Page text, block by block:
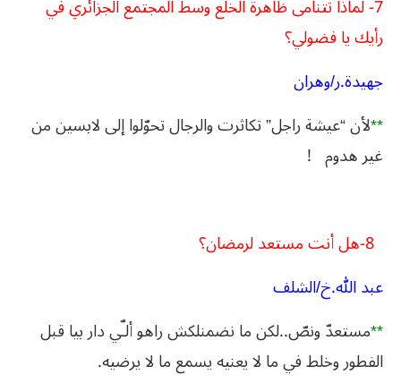
7- لماذا تتنامى ظاهرة الخلع وسط المجتمع الجزائري في
رأيك يا فضولي؟
جهيدة.ر/وهران
**لأن “عيشة راجل” تكاثرت والرجال تحوّلوا إلى لابسين من
غير هدوم !
8-هل أنت مستعد لرمضان؟
عبد الله.خ/الشلف
**مستعدّ ونصّ..لكن ما نضمنلكش راهو ألـّي دار بيا قبل
الفطور وخلط في ما لا يعنيه يسمع ما لا يرضيه.